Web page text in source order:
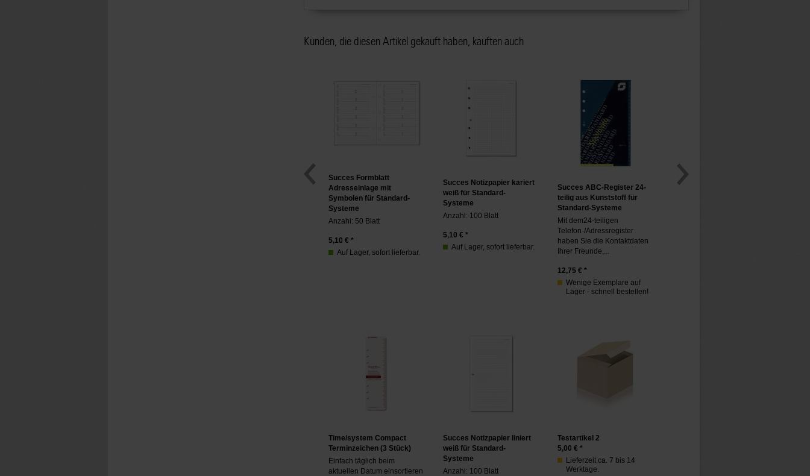
Kunden, die diesen Artikel gekauft haben, kauften auch
Succes Formblatt
Adresseinlage mit
Symbolen für Standard-
Systeme
Anzahl: 50 Blatt
5,10 € *
Auf Lager, sofort lieferbar.
Succes Notizpapier kariert
weiß für Standard-
Systeme
Anzahl: 100 Blatt
5,10 € *
Auf Lager, sofort lieferbar.
Succes ABC-Register 24-
teilig aus Kunststoff für
Standard-Systeme
Mit dem24-teiligen
Telefon-/Adressregister
haben Sie die Kontaktdaten
Ihrer Freunde,...
12,75 € *
Wenige Exemplare auf
Lager - schnell bestellen!
Time/system Compact
Terminzeichen (3 Stück)
Einfach täglich beim
aktuellen Datum einsortieren
Succes Notizpapier liniert
weiß für Standard-
Systeme
Anzahl: 100 Blatt
Testartikel 2
5,00 € *
Lieferzeit ca. 7 bis 14
Werktage.